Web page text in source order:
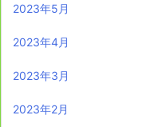
2023年5月
2023年4月
2023年3月
2023年2月